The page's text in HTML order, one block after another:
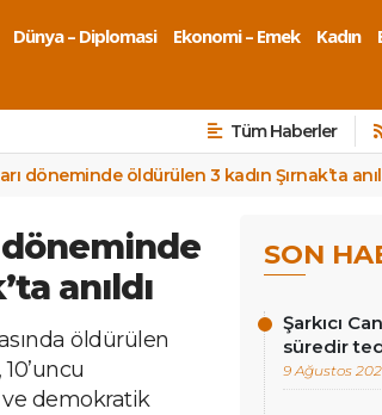
Dünya – Diplomasi Ekonomi – Emek Kadın
Tüm Haberler
döneminde öldürülen 3 kadın Şırnak’ta
döneminde
anıldı
öldürülen
ve demokratik
SON
Şarkıcı
süredir
9 Ağustos